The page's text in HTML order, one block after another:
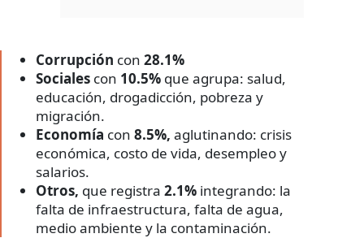
Corrupción con 28.1%
Sociales con 10.5% que agrupa: salud,
educación, drogadicción, pobreza y
migración.
Economía con 8.5%, aglutinando: crisis
económica, costo de vida, desempleo y
salarios.
Otros, que registra 2.1% integrando: la
falta de infraestructura, falta de agua,
medio ambiente y la contaminación.